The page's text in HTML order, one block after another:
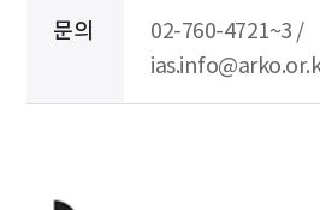
문의
02-760-4721~3 /